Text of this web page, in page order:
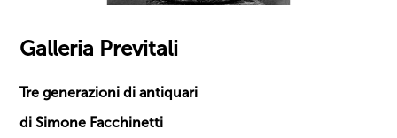
Galleria Previtali
Tre generazioni di antiquari
di Simone Facchinetti